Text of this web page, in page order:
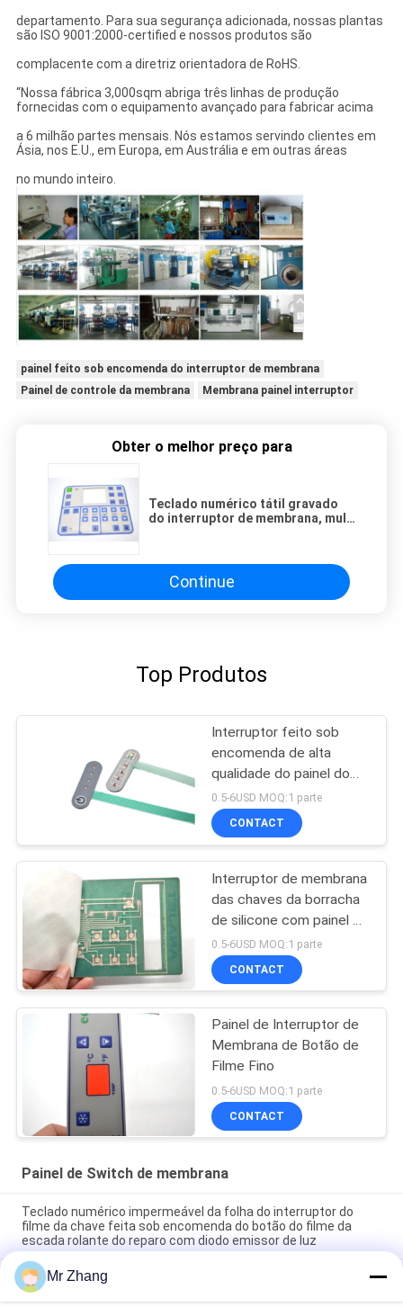
departamento. Para sua segurança adicionada, nossas plantas
são ISO 9001:2000-certified e nossos produtos são
complacente com a diretriz orientadora de RoHS.
“Nossa fábrica 3,000sqm abriga três linhas de produção
fornecidas com o equipamento avançado para fabricar acima
a 6 milhão partes mensais. Nós estamos servindo clientes em
Ásia, nos E.U., em Europa, em Austrália e em outras áreas
no mundo inteiro.
painel feito sob encomenda do interruptor de membrana
Painel de controle da membrana
Membrana painel interruptor
Obter o melhor preço para
Teclado numérico tátil gravado
do interruptor de membrana, multi
Continue
Top Produtos
Interruptor feito sob
encomenda de alta
qualidade do painel do
interruptor de membrana
e de membrana do
teclado numérico
0.5-6USD MOQ:1 parte
CONTACT
Interruptor de membrana
das chaves da borracha
de silicone com painel de
alumínio
0.5-6USD MOQ:1 parte
CONTACT
Painel de Interruptor de
Membrana de Botão de
Filme Fino
0.5-6USD MOQ:1 parte
CONTACT
Painel de Switch de membrana
Teclado numérico impermeável da folha do interruptor do
filme da chave feita sob encomenda do botão do filme da
escada rolante do reparo com diodo emissor de luz
Silkscreen impermeável que imprime o interruptor de
membrana de gravação
Mr Zhang